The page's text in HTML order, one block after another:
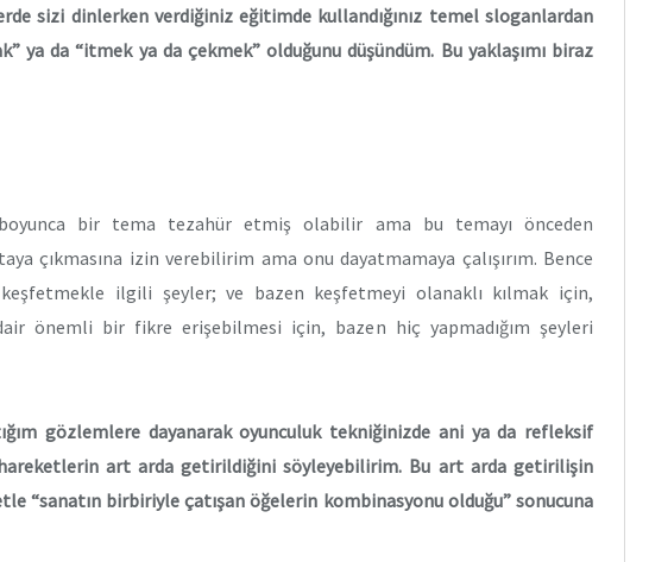
sizi dinlerken verdiğiniz eğitimde kullandığınız temel sloganlardan
ya da “itmek ya da çekmek” olduğunu düşündüm. Bu yaklaşımı biraz
bir tema tezahür etmiş olabilir ama bu temayı önceden
çıkmasına izin verebilirim ama onu dayatmamaya çalışırım. Bence
ilgili şeyler; ve bazen keşfetmeyi olanaklı kılmak için,
önemli bir fikre erişebilmesi için, bazen hiç yapmadığım şeyleri
gözlemlere dayanarak oyunculuk tekniğinizde ani ya da refleksif
hareketlerin art arda getirildiğini söyleyebilirim. Bu art arda getirilişin
“sanatın birbiriyle çatışan öğelerin kombinasyonu olduğu” sonucuna